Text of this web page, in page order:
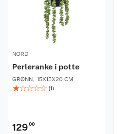
NORD
Perleranke i potte
GRØNN, 15X15X20 CM
☆☆☆☆☆ (1)
12900